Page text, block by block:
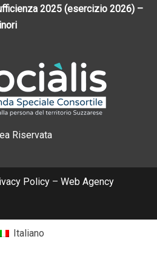
2025 (esercizio 2026) –
Riservata
Policy – Web Agency
Italiano